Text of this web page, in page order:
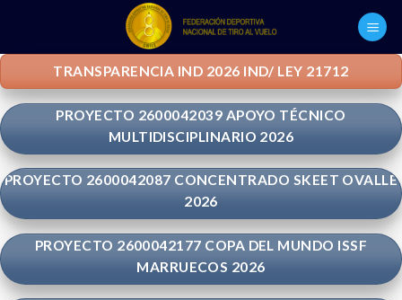
content
TRANSPARENCIA IND 2026 IND/ LEY 21712
PROYECTO 2600042039 APOYO TÉCNICO
MULTIDISCIPLINARIO 2026
PROYECTO 2600042087 CONCENTRADO SKEET OVALLE
2026
PROYECTO 2600042177 COPA DEL MUNDO ISSF
MARRUECOS 2026